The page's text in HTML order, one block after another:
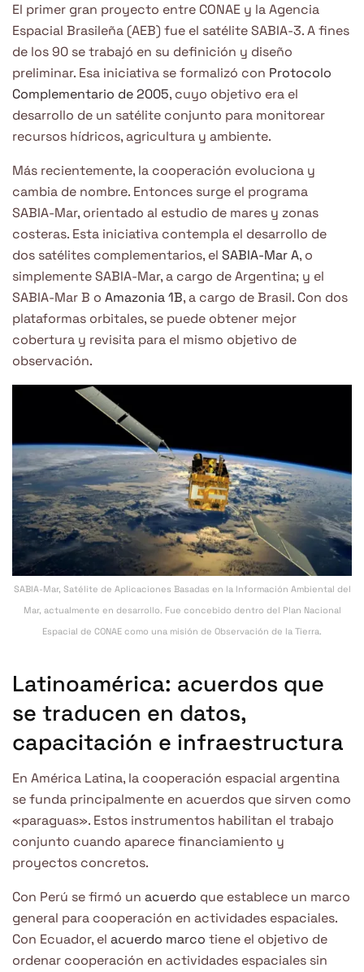
El primer gran proyecto entre CONAE y la Agencia
Espacial Brasileña (AEB) fue el satélite SABIA-3. A fines
de los 90 se trabajó en su definición y diseño
preliminar. Esa iniciativa se formalizó con Protocolo
Complementario de 2005, cuyo objetivo era el
desarrollo de un satélite conjunto para monitorear
recursos hídricos, agricultura y ambiente.
Más recientemente, la cooperación evoluciona y
cambia de nombre. Entonces surge el programa
SABIA-Mar, orientado al estudio de mares y zonas
costeras. Esta iniciativa contempla el desarrollo de
dos satélites complementarios, el SABIA-Mar A, o
simplemente SABIA-Mar, a cargo de Argentina; y el
SABIA-Mar B o Amazonia 1B, a cargo de Brasil. Con dos
plataformas orbitales, se puede obtener mejor
cobertura y revisita para el mismo objetivo de
observación.
SABIA-Mar, Satélite de Aplicaciones Basadas en la Información Ambiental del
Mar, actualmente en desarrollo. Fue concebido dentro del Plan Nacional
Espacial de CONAE como una misión de Observación de la Tierra.
Latinoamérica: acuerdos que
se traducen en datos,
capacitación e infraestructura
En América Latina, la cooperación espacial argentina
se funda principalmente en acuerdos que sirven como
«paraguas». Estos instrumentos habilitan el trabajo
conjunto cuando aparece financiamiento y
proyectos concretos.
Con Perú se firmó un acuerdo que establece un marco
general para cooperación en actividades espaciales.
Con Ecuador, el acuerdo marco tiene el objetivo de
ordenar cooperación en actividades espaciales sin